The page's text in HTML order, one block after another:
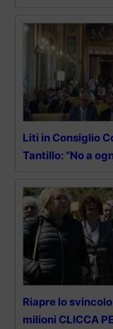
Liti in Consiglio
Tantillo: “No a
Riapre lo
milioni CLICCA